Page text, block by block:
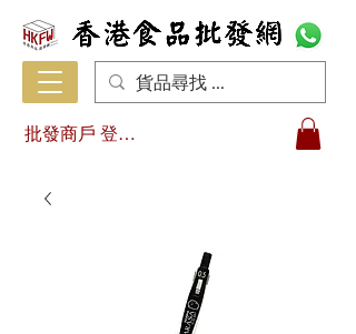
批發商戶 登入/註冊